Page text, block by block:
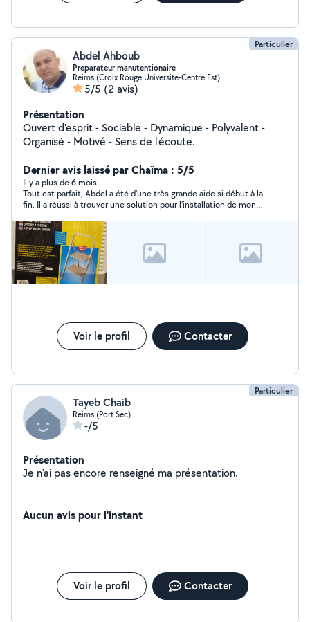
Particulier
Abdel Ahboub
Preparateur manutentionaire
Reims (Croix Rouge Universite-Centre Est)
5/5 (2 avis)
Présentation
Ouvert d'esprit - Sociable - Dynamique - Polyvalent -
Organisé - Motivé - Sens de l'écoute.
Dernier avis laissé par Chaïma : 5/5
Il y a plus de 6 mois
Tout est parfait, Abdel a été d’une très grande aide si début à la
fin. Il a réussi à trouver une solution pour l’installation de mon
de ma part. Il n’a pas hésité à rester jusqu’à ce que tout soit
finalisé. Il est allé récupérer mon lave-linge et l’a installé tout en
veillant à garder la praticité de la cuisine et a été de bon
conseil. Très arrangeant et sympathique. Je ne peux que le
recommander avec plaisir ! Encore merci
Voir le profil Contacter
Particulier
Tayeb Chaib
Reims (Port Sec)
-/5
Présentation
Je n'ai pas encore renseigné ma présentation.
Aucun avis pour l'instant
Voir le profil Contacter